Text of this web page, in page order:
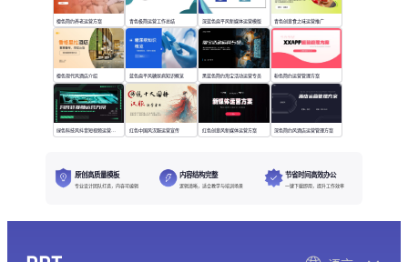
橙色简约养老运营方案 青色极简运营工作总结 深蓝色扁平风新媒体运营模版 青色创意食之味运营推广
橙色现代风酒店介绍 蓝色扁平风糖尿病知识概览 黑蓝色简约淘宝活动运营专员 粉色简约运营管理方案
绿色科技风抖音短视频运营方案 红色中国风汉服运营宣传 红色创意风新媒体运营方案 深色简约风酒店运营管理方案
原创高质量模板
专业设计团队打造，内容可编辑
内容结构完整
逻辑清晰，适合教学与培训场景
节省时间高效办公
一键下载即用，提升工作效率